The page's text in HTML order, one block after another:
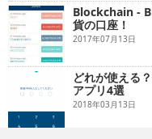
Blockchain -
貨の口座！
2017年07月13日
どれが使える
アプリ4選
2018年03月13日